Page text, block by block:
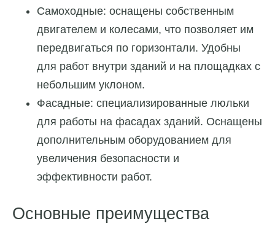
Самоходные: оснащены собственным
двигателем и колесами, что позволяет им
передвигаться по горизонтали. Удобны
для работ внутри зданий и на площадках с
небольшим уклоном.
Фасадные: специализированные люльки
для работы на фасадах зданий. Оснащены
дополнительным оборудованием для
увеличения безопасности и
эффективности работ.
Основные преимущества